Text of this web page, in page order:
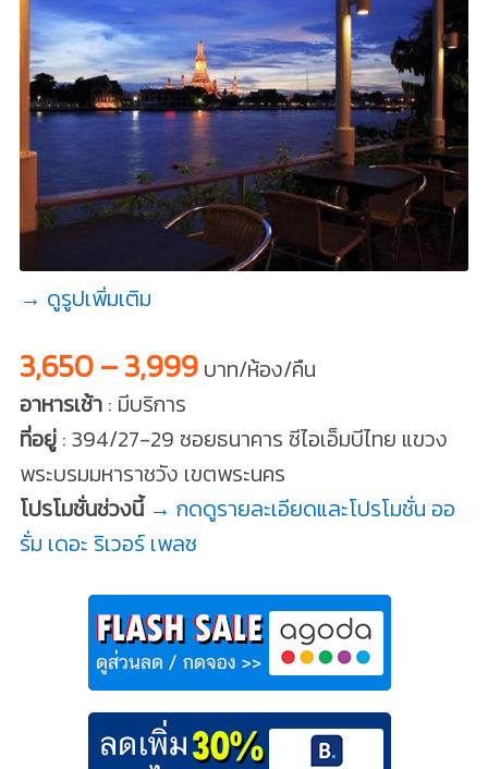
→ ดูรูปเพิ่มเติม
3,650 – 3,999บาท/ห้อง/คืน
อาหารเช้า: มีบริการ
ที่อยู่: 394/27-29 ซอยธนาคาร ซีไอเอ็มบีไทย แขวง
พระบรมมหาราชวัง เขตพระนคร
โปรโมชั่นช่วงนี้ → กดดูรายละเอียดและโปรโมชั่น ออ
รั่ม เดอะ ริเวอร์ เพลซ